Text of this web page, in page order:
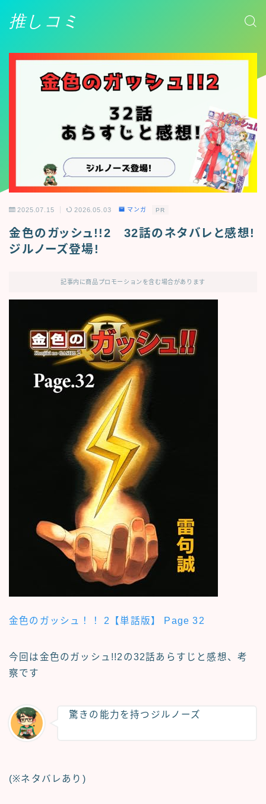
推しコミ
2025.07.15 2026.05.03 マンガ PR
金色のガッシュ!!2 32話のネタバレと感想!
ジルノーズ登場!
記事内に商品プロモーションを含む場合があります
金色のガッシュ！！ 2【単話版】 Page 32
今回は金色のガッシュ!!2の32話あらすじと感想、考
察です
驚きの能力を持つジルノーズ
(※ネタバレあり)